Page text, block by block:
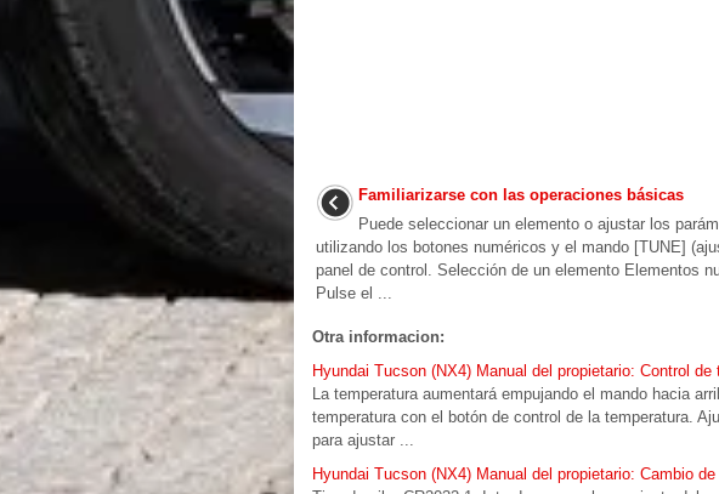
Familiarizarse con las operaciones básicas
Puede seleccionar un elemento o ajustar los
utilizando los botones numéricos y el mando [TUNE]
panel de control. Selección de un elemento Elementos
Pulse el ...
Otra informacion:
Hyundai Tucson (NX4) Manual del propietario: Control de
La temperatura aumentará empujando el mando hacia
temperatura con el botón de control de la temperatura.
para ajustar ...
Hyundai Tucson (NX4) Manual del propietario: Cambio